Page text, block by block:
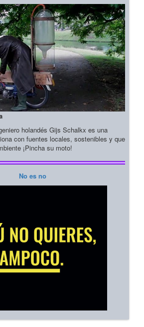
holandés Gijs Schalkx es una
con fuentes locales, sostenibles y que
¡Pincha su moto!
No es no